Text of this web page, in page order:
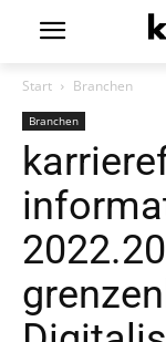
Start Branchen
Branchen